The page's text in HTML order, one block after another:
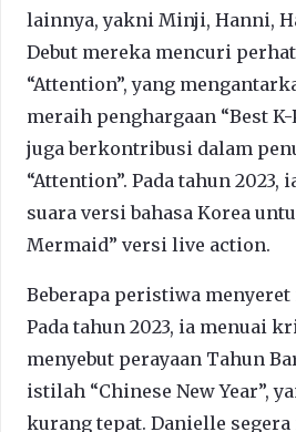
lainnya, yakni Minji, Hanni,
Debut mereka mencuri
“Attention”, yang
meraih penghargaan “Best K-
juga berkontribusi dalam
“Attention”. Pada tahun 2023,
suara versi bahasa Korea
Mermaid” versi live action.
Beberapa peristiwa menyeret
Pada tahun 2023, ia menuai
menyebut perayaan Tahun
istilah “Chinese New Year”,
kurang tepat. Danielle